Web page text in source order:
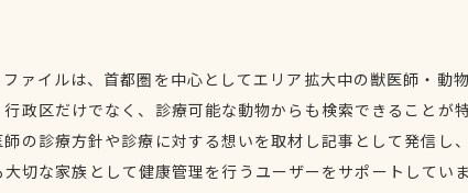
ァイルは、首都圏を中心としてエリア拡大中の獣医師・動
政区だけでなく、診療可能な動物からも検索できることが
師の診療方針や診療に対する想いを取材し記事として発信し
大切な家族として健康管理を行うユーザーをサポートしてい